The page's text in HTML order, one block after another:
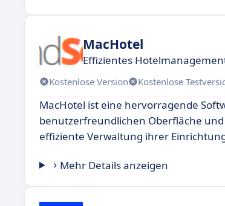
MacHotel
Effizientes
Kostenlose Version Kostenlose
MacHotel ist eine hervorragende
benutzerfreundlichen Oberfläche
effiziente Verwaltung ihrer
Mehr Details anzeigen